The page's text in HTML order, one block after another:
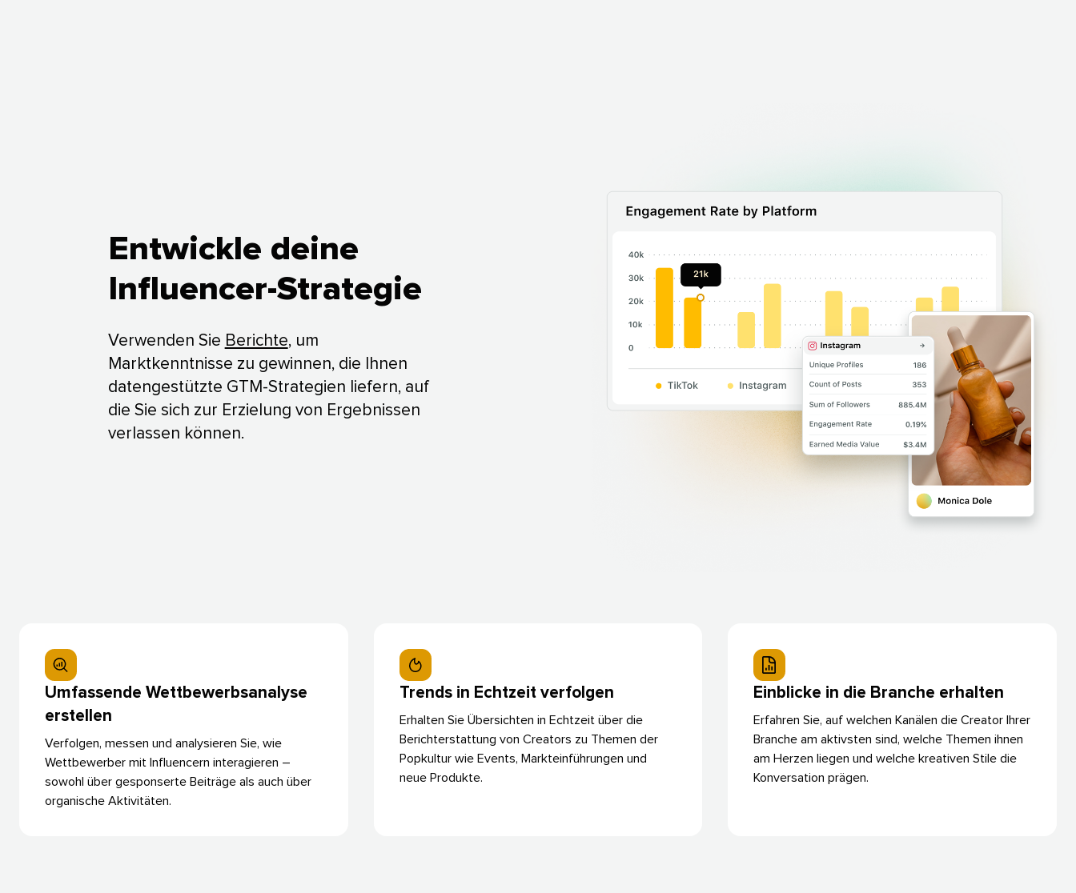
Entwickle deine
Influencer-Strategie​​
Verwenden Sie Berichte, um
Marktkenntnisse zu gewinnen, die Ihnen
datengestützte GTM-Strategien liefern, auf
die Sie sich zur Erzielung von Ergebnissen
verlassen können.​​
Umfassende Wettbewerbsanalyse
erstellen​​
Verfolgen, messen und analysieren Sie, wie
Wettbewerber mit Influencern interagieren –
sowohl über gesponserte Beiträge als auch über
organische Aktivitäten.​​
Trends in Echtzeit verfolgen​​
Erhalten Sie Übersichten in Echtzeit über die
Berichterstattung von Creators zu Themen der
Popkultur wie Events, Markteinführungen und
neue Produkte.​​
Einblicke in die Branche erhalten​​
Erfahren Sie, auf welchen Kanälen die Creator Ihrer
Branche am aktivsten sind, welche Themen ihnen
am Herzen liegen und welche kreativen Stile die
Konversation prägen.​​